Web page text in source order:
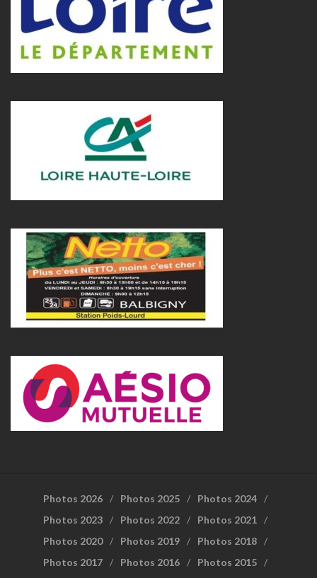
Photos 2026 Photos 2025
Photos 2024
Photos 2023
Photos 2022
Photos 2021
Photos 2020
Photos 2019
Photos 2018
Photos 2017
Photos 2016
Photos 2015